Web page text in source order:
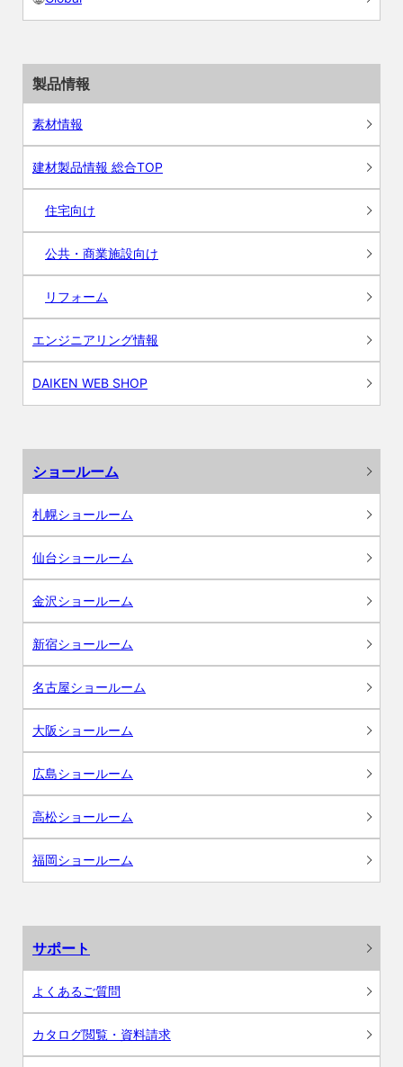
製品情報
素材情報
建材製品情報 総合TOP
住宅向け
公共・商業施設向け
リフォーム
エンジニアリング情報
DAIKEN WEB SHOP
ショールーム
札幌ショールーム
仙台ショールーム
金沢ショールーム
新宿ショールーム
名古屋ショールーム
大阪ショールーム
広島ショールーム
高松ショールーム
福岡ショールーム
サポート
よくあるご質問
カタログ閲覧・資料請求